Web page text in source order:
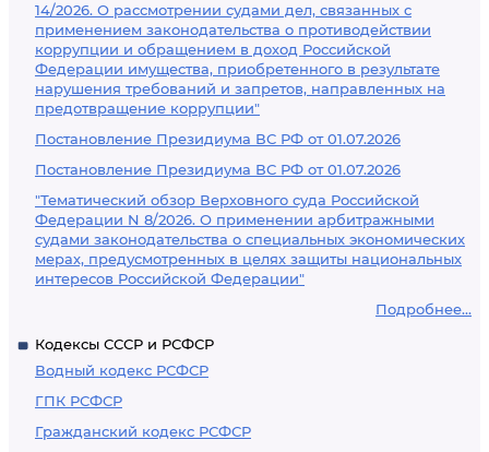
14/2026. О рассмотрении судами дел, связанных с
применением законодательства о противодействии
коррупции и обращением в доход Российской
Федерации имущества, приобретенного в результате
нарушения требований и запретов, направленных на
предотвращение коррупции"
Постановление Президиума ВС РФ от 01.07.2026
Постановление Президиума ВС РФ от 01.07.2026
"Тематический обзор Верховного суда Российской
Федерации N 8/2026. О применении арбитражными
судами законодательства о специальных экономических
мерах, предусмотренных в целях защиты национальных
интересов Российской Федерации"
Подробнее...
Кодексы СССР и РСФСР
Водный кодекс РСФСР
ГПК РСФСР
Гражданский кодекс РСФСР